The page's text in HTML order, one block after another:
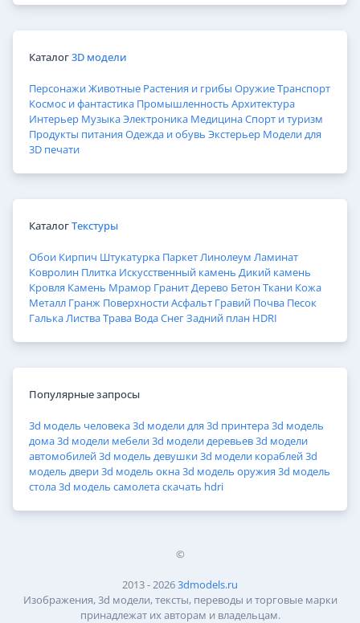
Каталог3D модели
ПерсонажиЖивотные Растения и грибы ОружиеТранспорт
Космос и фантастика Промышленность Архитектура
Интерьер МузыкаЭлектроника МедицинаСпорт и туризм
Продукты питания Одежда и обувь Экстерьер Модели для
3D печати
КаталогТекстуры
Обои Кирпич Штукатурка ПаркетЛинолеум Ламинат
Ковролин Плитка Искусственный камень Дикий камень
Кровля Камень Мрамор ГранитДерево БетонТкани Кожа
Металл Гранж ПоверхностиАсфальт Гравий Почва Песок
ГалькаЛистваТрава ВодаСнегЗадний план HDRI
Популярные запросы
3d модель человека3d модели для 3d принтера3d модель
дома3d модели мебели3d модели деревьев3d модели
автомобилей3d модель девушки3d модели кораблей3d
модель двери3d модель окна3d модель оружия 3d модель
стола3d модель самолетаскачать hdri
©
2013 - 20263dmodels.ru
Изображения, 3d модели, тексты, переводы и торговые марки
принадлежат их авторам и владельцам.